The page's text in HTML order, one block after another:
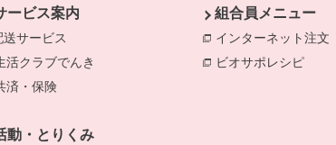
ービス案内
送サービス
活クラブでんき
別のウィンドウで開きます。
済・保険
動・とりくみ
組合員メニュー
インターネット注文
ビオサポレシピ